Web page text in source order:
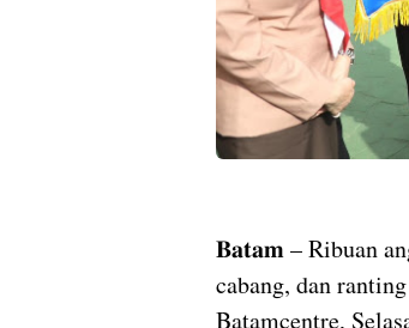
𝐁𝐚𝐭𝐚𝐦 – Ribuan
cabang, dan
Batamcentre,